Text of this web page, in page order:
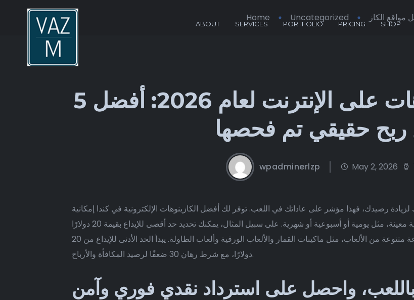
ABOUT SERVICES PORTFOLIO PRICING SHOP
Home Uncategorized
أفضل مواقع الكازينوهات على الإنترنت لعام 2026: أفضل 5
ربح حقيقي تم فحصها
wpadminerlzp May 2, 2026
رصيدك، فهذا مؤشر على عاداتك في اللعب. توفر لك أفضل الكازينوهات الإلكترونية في كندا إمكانية
تخصيص حدود الإيداع. يمكنك تحديد حد الإيداع لفترة زمنية معينة، مثل يومية أو أسبوعية أو شهرية. على سبيل المثال، يمكنك تحديد حد أقصى للإيداع بقيمة 20 دولارًا
من الألعاب، مثل ماكينات القمار والألعاب الورقية وألعاب الطاولة.
يبدأ الحد الأدنى للإيداع من 20
دولارًا، مع شرط رهان 30 ضعفًا لرصيد المكافأة والأرباح.